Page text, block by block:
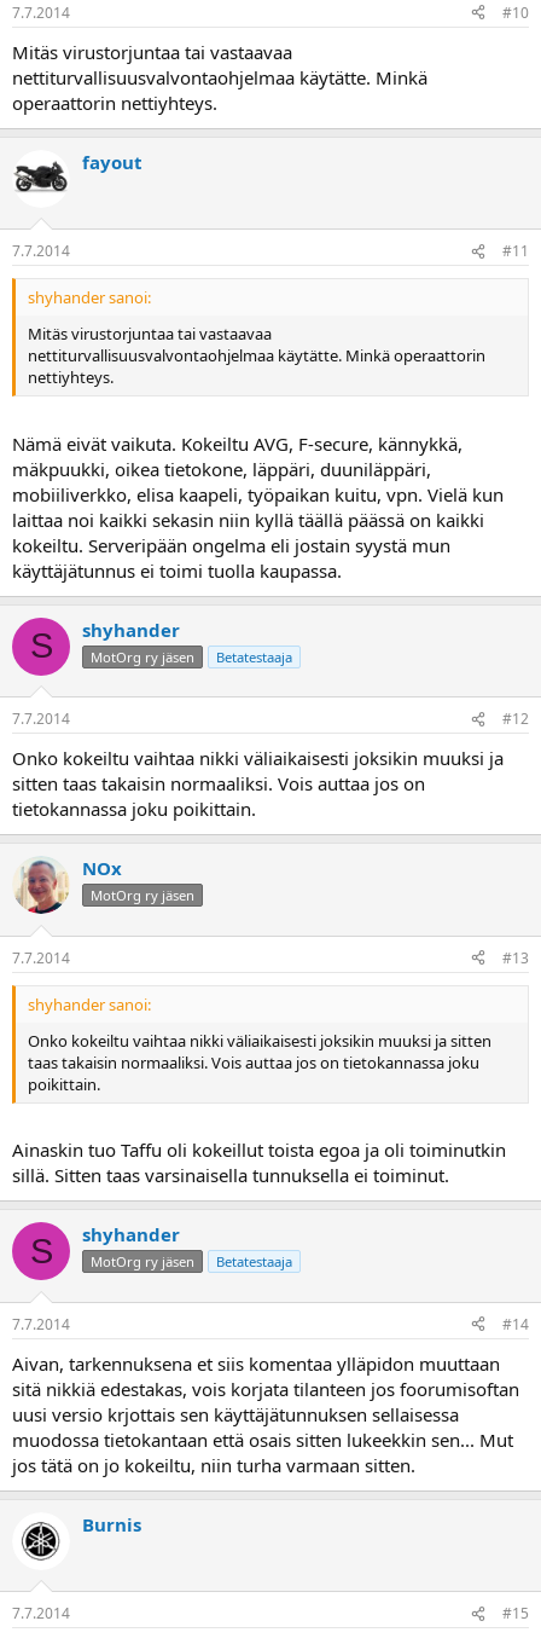
7.7.2014 #10
Mitäs virustorjuntaa tai vastaavaa
nettiturvallisuusvalvontaohjelmaa käytätte. Minkä
operaattorin nettiyhteys.
fayout
7.7.2014 #11
shyhander sanoi:
Mitäs virustorjuntaa tai vastaavaa
nettiturvallisuusvalvontaohjelmaa käytätte. Minkä operaattorin
nettiyhteys.
Nämä eivät vaikuta. Kokeiltu AVG, F-secure, kännykkä,
mäkpuukki, oikea tietokone, läppäri, duuniläppäri,
mobiiliverkko, elisa kaapeli, työpaikan kuitu, vpn. Vielä kun
laittaa noi kaikki sekasin niin kyllä täällä päässä on kaikki
kokeiltu. Serveripään ongelma eli jostain syystä mun
käyttäjätunnus ei toimi tuolla kaupassa.
S shyhander
MotOrg ry jäsen Betatestaaja
7.7.2014 #12
Onko kokeiltu vaihtaa nikki väliaikaisesti joksikin muuksi ja
sitten taas takaisin normaaliksi. Vois auttaa jos on
tietokannassa joku poikittain.
NOx
MotOrg ry jäsen
7.7.2014 #13
shyhander sanoi:
Onko kokeiltu vaihtaa nikki väliaikaisesti joksikin muuksi ja sitten
taas takaisin normaaliksi. Vois auttaa jos on tietokannassa joku
poikittain.
Ainaskin tuo Taffu oli kokeillut toista egoa ja oli toiminutkin
sillä. Sitten taas varsinaisella tunnuksella ei toiminut.
S shyhander
MotOrg ry jäsen Betatestaaja
7.7.2014 #14
Aivan, tarkennuksena et siis komentaa ylläpidon muuttaan
sitä nikkiä edestakas, vois korjata tilanteen jos foorumisoftan
uusi versio krjottais sen käyttäjätunnuksen sellaisessa
muodossa tietokantaan että osais sitten lukeekkin sen... Mut
jos tätä on jo kokeiltu, niin turha varmaan sitten.
Burnis
7.7.2014 #15